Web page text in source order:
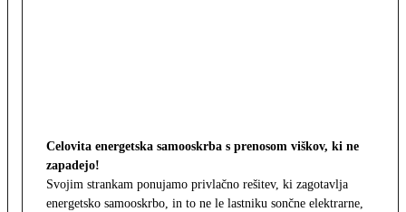
Celovita energetska samooskrba s prenosom viškov, ki ne
zapadejo!
Svojim strankam ponujamo privlačno rešitev, ki zagotavlja
energetsko samooskrbo, in to ne le lastniku sončne elektrarne,